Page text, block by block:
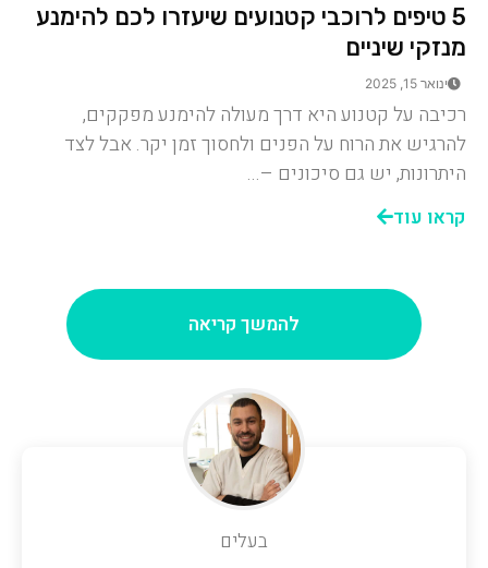
5 טיפים לרוכבי קטנועים שיעזרו לכם להימנע
מנזקי שיניים
ינואר 15, 2025
רכיבה על קטנוע היא דרך מעולה להימנע מפקקים,
להרגיש את הרוח על הפנים ולחסוך זמן יקר. אבל לצד
היתרונות, יש גם סיכונים –...
קראו עוד
להמשך קריאה
בעלים